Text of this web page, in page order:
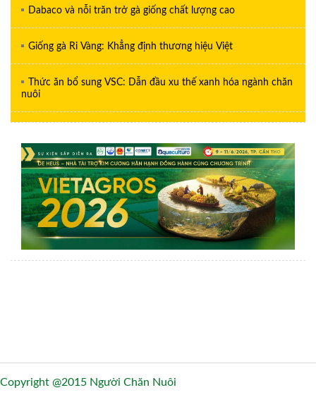
Dabaco và nỗi trăn trở gà giống chất lượng cao
Giống gà Ri Vàng: Khẳng định thương hiệu Việt
Thức ăn bổ sung VSC: Dẫn đầu xu thế xanh hóa ngành chăn
nuôi
Copyright @2015 Người Chăn Nuôi